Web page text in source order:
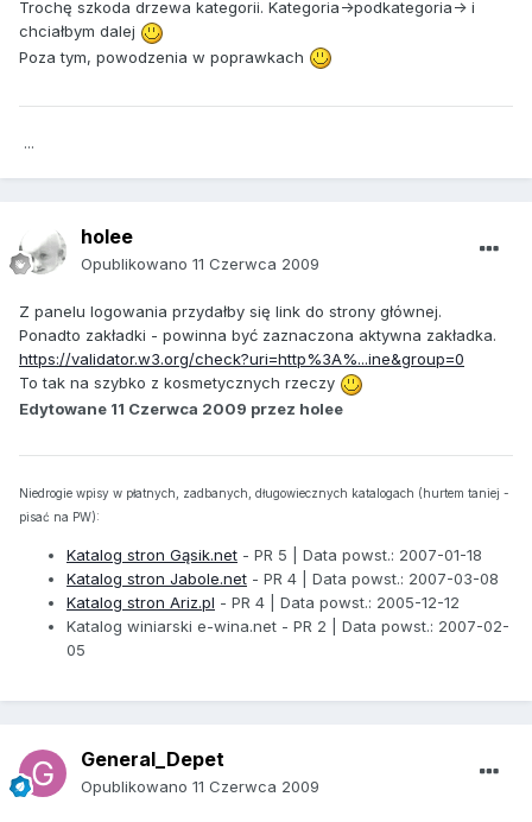
Trochę szkoda drzewa kategorii. Kategoria->podkategoria-> i
chciałbym dalej
Poza tym, powodzenia w poprawkach
...
holee
Opublikowano 11 Czerwca 2009
Z panelu logowania przydałby się link do strony głównej.
Ponadto zakładki - powinna być zaznaczona aktywna zakładka.
https://validator.w3.org/check?uri=http%3A%...ine&group=0
To tak na szybko z kosmetycznych rzeczy
Edytowane 11 Czerwca 2009 przez holee
Niedrogie wpisy w płatnych, zadbanych, długowiecznych katalogach (hurtem taniej -
pisać na PW):
Katalog stron Gąsik.net - PR 5 | Data powst.: 2007-01-18
Katalog stron Jabole.net - PR 4 | Data powst.: 2007-03-08
Katalog stron Ariz.pl - PR 4 | Data powst.: 2005-12-12
Katalog winiarski e-wina.net - PR 2 | Data powst.: 2007-02-
05
General_Depet
Opublikowano 11 Czerwca 2009